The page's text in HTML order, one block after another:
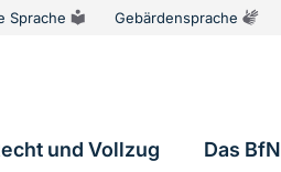
Sprache Gebärdensprache
und Vollzug Das BfN